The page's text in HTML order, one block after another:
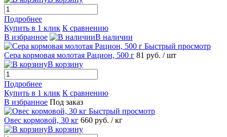
Подробнее
Купить в 1 клик К сравнению
В избранное
В наличии
Быстрый просмотр
Сера кормовая молотая Рацион, 500 г 81 руб. / шт
В корзину
Подробнее
Купить в 1 клик К сравнению
В избранное Под заказ
Быстрый просмотр
Овес кормовой, 30 кг 660 руб. / кг
В корзину